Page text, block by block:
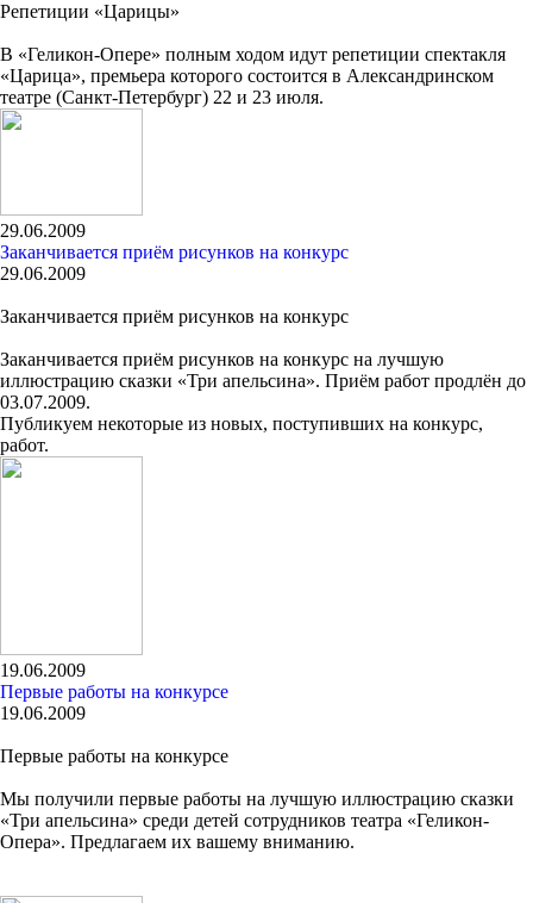
Репетиции «Царицы»
В «Геликон-Опере» полным ходом идут репетиции спектакля
«Царица», премьера которого состоится в Александринском
театре (Санкт-Петербург) 22 и 23 июля.
29.06.2009
Заканчивается приём рисунков на конкурс
29.06.2009
Заканчивается приём рисунков на конкурс
Заканчивается приём рисунков на конкурс на лучшую
иллюстрацию сказки «Три апельсина». Приём работ продлён до
03.07.2009.
Публикуем некоторые из новых, поступивших на конкурс,
работ.
19.06.2009
Первые работы на конкурсе
19.06.2009
Первые работы на конкурсе
Мы получили первые работы на лучшую иллюстрацию сказки
«Три апельсина» среди детей сотрудников театра «Геликон-
Опера». Предлагаем их вашему вниманию.